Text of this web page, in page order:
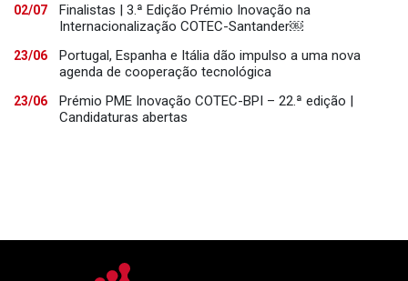
02/07
Finalistas | 3.ª Edição Prémio Inovação na
Internacionalização COTEC-Santander￼
23/06
Portugal, Espanha e Itália dão impulso a uma nova
agenda de cooperação tecnológica
23/06
Prémio PME Inovação COTEC-BPI – 22.ª edição |
Candidaturas abertas